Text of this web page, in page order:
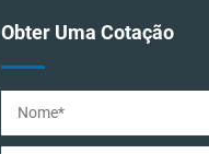
Obter Uma Cotação